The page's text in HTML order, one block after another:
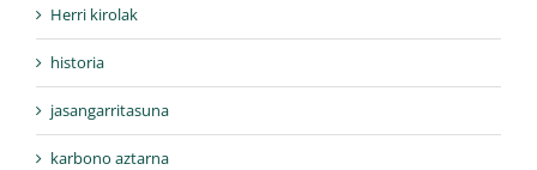
Herri kirolak
historia
jasangarritasuna
karbono aztarna